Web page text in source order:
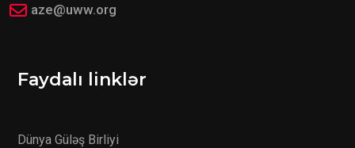
aze@uww.org
Faydalı linklər
Dünya Güləş Birliyi